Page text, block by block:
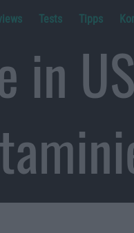
Tests Tipps
in